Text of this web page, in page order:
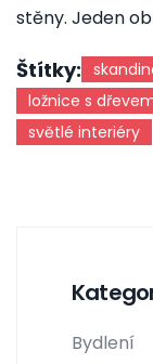
stěny. Jeden
Štítky:
ložnice s
světlé interiéry
Bydlení